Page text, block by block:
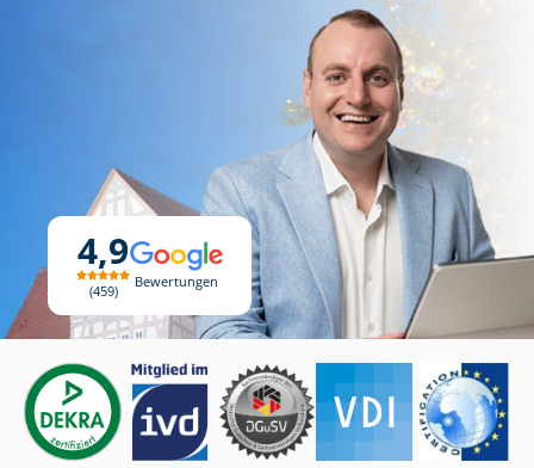
4,9
459
Bewertungen